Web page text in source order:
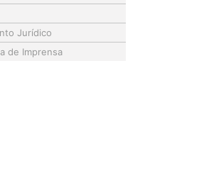
Jurídico
de Imprensa